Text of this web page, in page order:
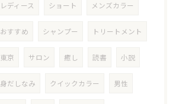
レディース ショート メンズカラー
おすすめ シャンプー トリートメント
東京 サロン 癒し 読書 小説
身だしなみ クイックカラー 男性